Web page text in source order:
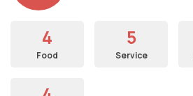
4
Food
5
Service